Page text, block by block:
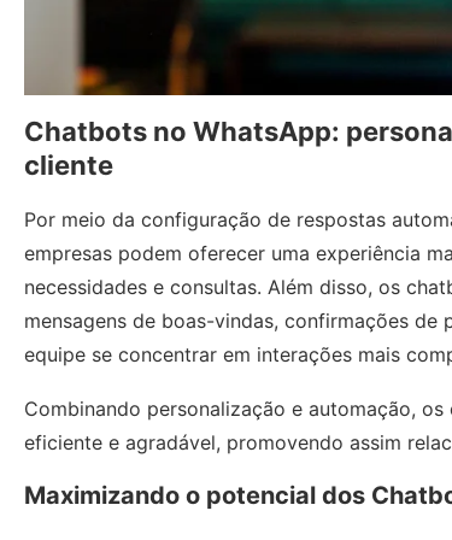
Chatbots no WhatsApp:
cliente
Por meio da configuração de respostas
empresas podem oferecer uma experiência
necessidades e consultas. Além disso, os
mensagens de boas-vindas, confirmações
equipe se concentrar em interações mais
Combinando personalização e automação,
eficiente e agradável, promovendo assim
Maximizando o potencial dos